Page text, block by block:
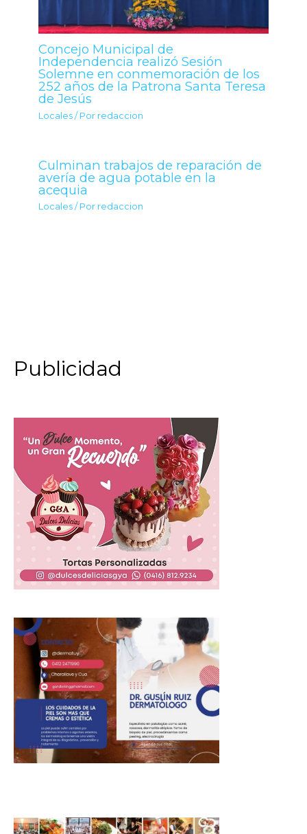
Concejo Municipal de
Independencia realizó Sesión
Solemne en conmemoración de los
252 años de la Patrona Santa Teresa
de Jesús
Locales / Por redaccion
Culminan trabajos de reparación de
avería de agua potable en la
acequia
Locales / Por redaccion
Publicidad